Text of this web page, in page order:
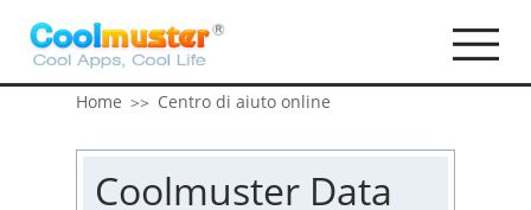
Home >> Centro di aiuto online
Coolmuster Data